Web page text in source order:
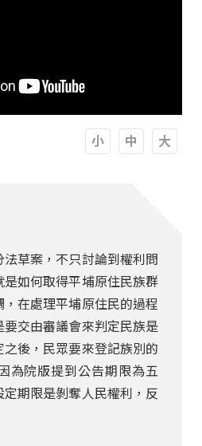
草案，不只討論到權利問
如何取得平埔原住民族群
在處理平埔原住民的過程
要交由審議會來判定民族是
後，民眾要來登記族別的
為院版提到公告期限為五
期限是剝奪人民權利，反